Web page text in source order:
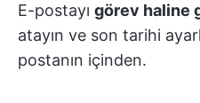
E-postayı görev haline
atayın ve son tarihi
postanın içinden.